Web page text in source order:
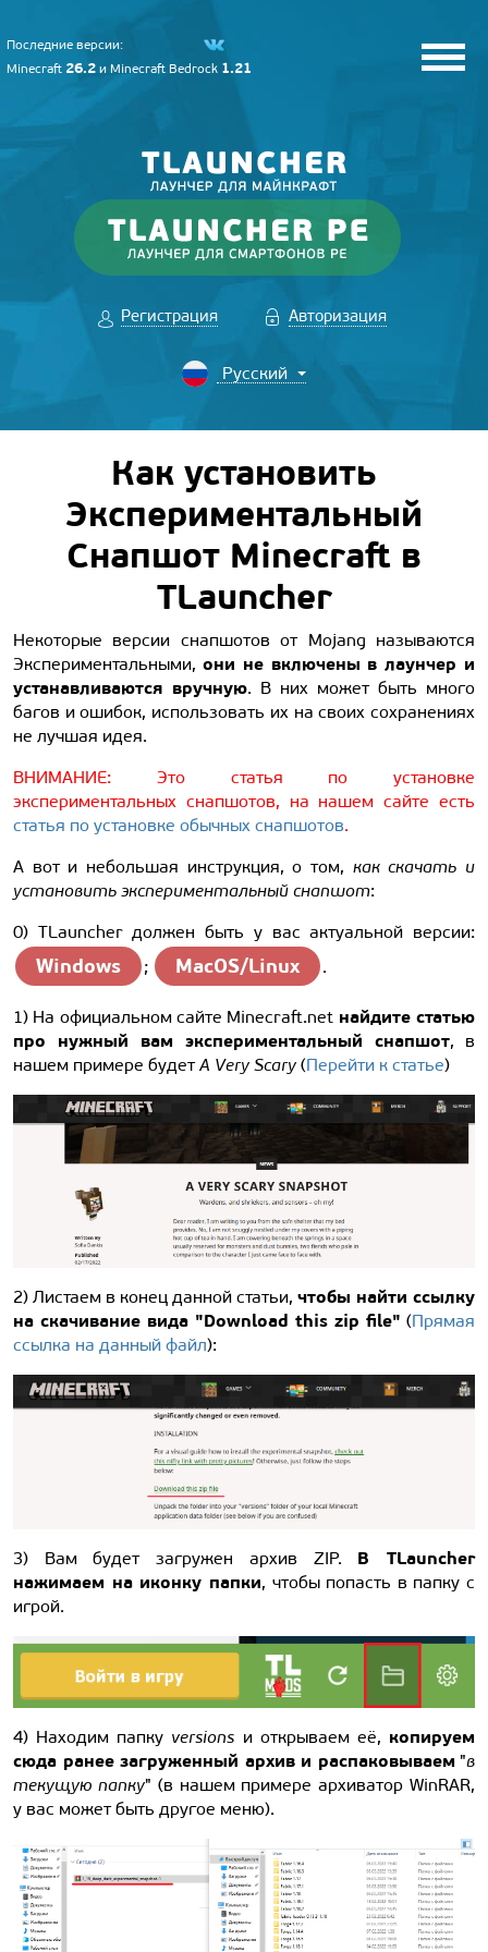
Последние версии:
Minecraft 26.2 и Minecraft Bedrock 1.21
Регистрация Авторизация
Как установить
Экспериментальный
Снапшот Minecraft в
TLauncher
Некоторые версии снапшотов от Mojang называются
Экспериментальными, они не включены в лаунчер и
устанавливаются вручную. В них может быть много
багов и ошибок, использовать их на своих сохранениях
не лучшая идея.
ВНИМАНИЕ: Это статья по установке
экспериментальных снапшотов, на нашем сайте есть
статья по установке обычных снапшотов.
А вот и небольшая инструкция, о том, как скачать и
установить экспериментальный снапшот:
0) TLauncher должен быть у вас актуальной версии:
Windows ; MacOS/Linux .
1) На официальном сайте Minecraft.net найдите статью
про нужный вам экспериментальный снапшот, в
нашем примере будетA Very Scary (Перейти к статье)
2) Листаем в конец данной статьи, чтобы найти ссылку
на скачивание вида "Download this zip file" (Прямая
ссылка на данный файл):
3) Вам будет загружен архив ZIP. В TLauncher
нажимаем на иконку папки, чтобы попасть в папку с
игрой.
4) Находим папку versions и открываем её, копируем
сюда ранее загруженный архив и распаковываем "в
текущую папку" (в нашем примере архиватор WinRAR,
у вас может быть другое меню).